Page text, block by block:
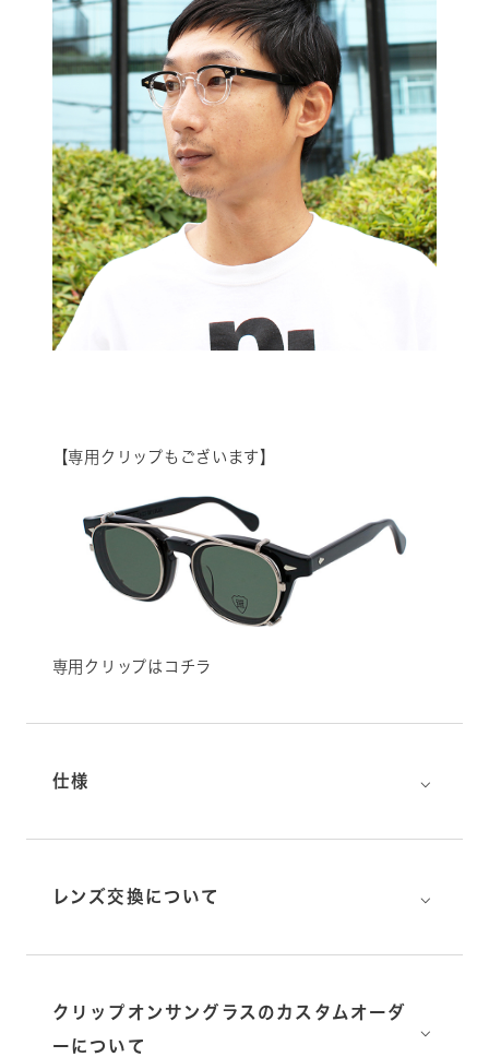
【専用クリップもございます】
専用クリップはコチラ
仕様 ⌵
レンズ交換について ⌵
クリップオンサングラスのカスタムオーダ
ーについて
⌵